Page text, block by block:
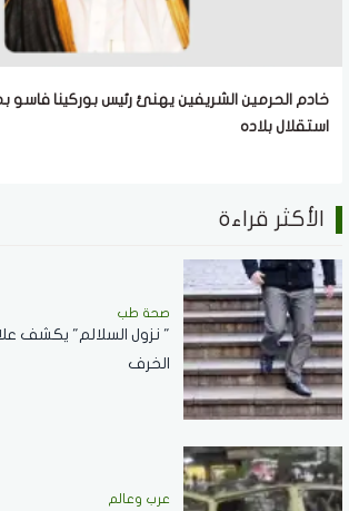
خادم الحرمين الشريفين يهنئ رئيس بوركينا فاسو
استقلال بلاده
الأكثر قراءة
صحة طب
" نزول السلالم" يكشف
الخرف
عرب وعالم